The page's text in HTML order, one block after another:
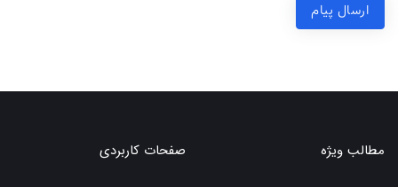
ارسال پیام
مطالب ویژه صفحات کاربردی